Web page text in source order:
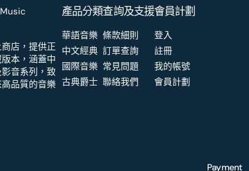
店，提供正
本，涵蓋中
音系列，致
品質的音樂
產品分類
華語音樂
中文經典
國際音樂
古典爵士
查詢及支援
條款細則
訂單查詢
常見問題
聯絡我們
會員計劃
登入
註冊
我的帳號
會員計劃
Payment